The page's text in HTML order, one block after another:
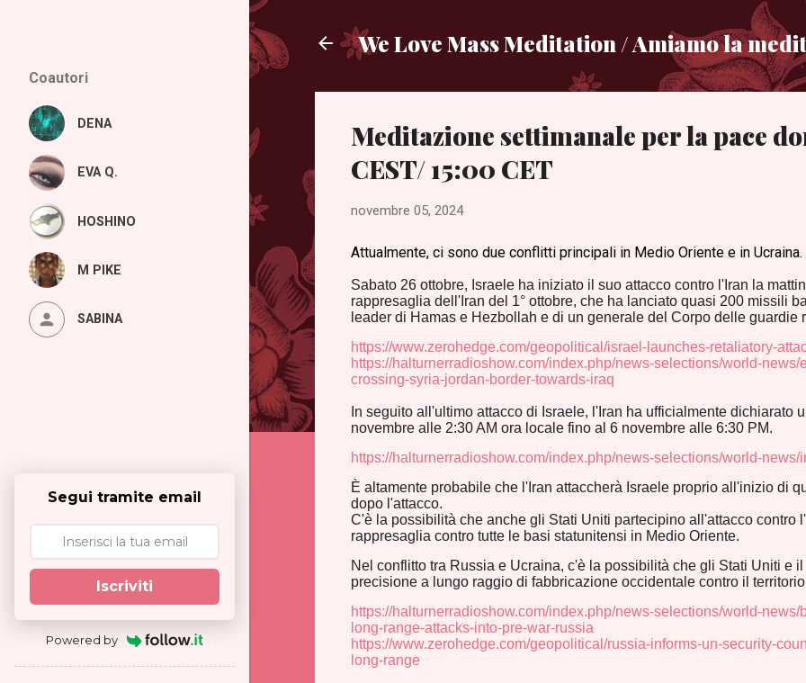
We Love Mass Meditation / Amiamo la
Meditazione settimanale per la pace
CEST/ 15:00 CET
novembre 05, 2024
Attualmente, ci sono due conflitti principali in Medio Oriente e in Ucraina.
Sabato 26 ottobre, Israele ha iniziato il suo attacco contro l'Iran la
rappresaglia dell'Iran del 1° ottobre, che ha lanciato quasi 200 missili
leader di Hamas e Hezbollah e di un generale del Corpo delle guardie
https://www.zerohedge.com/geopolitical/israel-launches-retaliatory-
https://halturnerradioshow.com/index.php/news-selections/world-
crossing-syria-jordan-border-towards-iraq
In seguito all'ultimo attacco di Israele, l'Iran ha ufficialmente dichiarato
novembre alle 2:30 AM ora locale fino al 6 novembre alle 6:30 PM.
https://halturnerradioshow.com/index.php/news-selections/world-
È altamente probabile che l'Iran attaccherà Israele proprio all'inizio di
dopo l'attacco.
C'è la possibilità che anche gli Stati Uniti partecipino all'attacco contro
rappresaglia contro tutte le basi statunitensi in Medio Oriente.
Nel conflitto tra Russia e Ucraina, c'è la possibilità che gli Stati Uniti e
precisione a lungo raggio di fabbricazione occidentale contro il
https://halturnerradioshow.com/index.php/news-selections/world-
long-range-attacks-into-pre-war-russia
https://www.zerohedge.com/geopolitical/russia-informs-un-security-
long-range
Coautori
DENA
EVA Q.
HOSHINO
M PIKE
SABINA
Segui tramite email
Iscriviti
Powered by